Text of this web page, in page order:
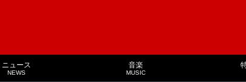
ニュース
NEWS
音楽
MUSIC